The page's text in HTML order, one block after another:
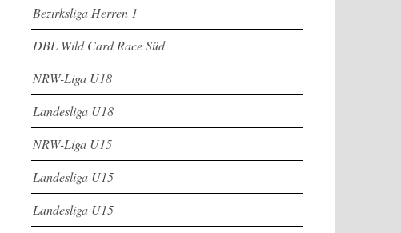
Bezirksliga Herren 1
DBL Wild Card Race Süd
NRW-Liga U18
Landesliga U18
NRW-Liga U15
Landesliga U15
Landesliga U15